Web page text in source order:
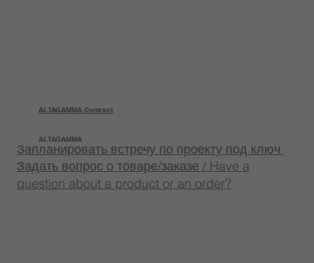
ALTAGAMMA
Задать вопрос о товаре/заказе / Have a
question about a product or an order?
ALTAGAMMA Contract
Запланировать встречу по проекту под ключ